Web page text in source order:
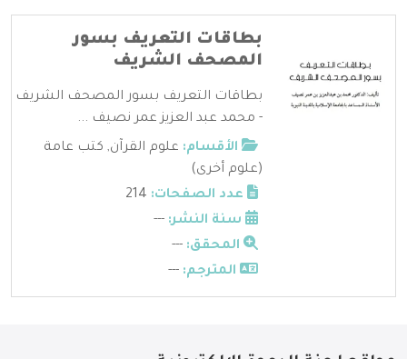
بطاقات التعريف بسور
المصحف الشريف
بطاقات التعريف بسور المصحف الشريف
- محمد عبد العزيز عمر نصيف ...
الأقسام: علوم القرآن, كتب عامة
(علوم أخرى)
عدد الصفحات:
سنة النشر: ---
المحقق: ---
المترجم: ---